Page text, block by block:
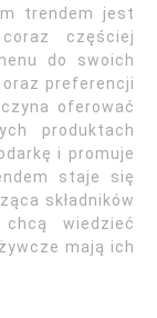
trendem jest
częściej
do swoich
preferencji
oferować
produktach
i promuje
staje się
składników
wiedzieć
mają ich